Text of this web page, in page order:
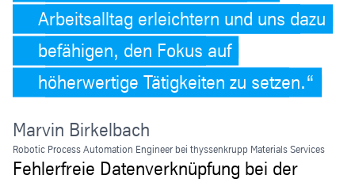
Arbeitsalltag erleichtern und uns dazu
befähigen, den Fokus auf
höherwertige Tätigkeiten zu setzen.
Marvin Birkelbach
Robotic Process Automation Engineer bei thyssenkrupp Materials Services
Fehlerfreie Datenverknüpfung bei der